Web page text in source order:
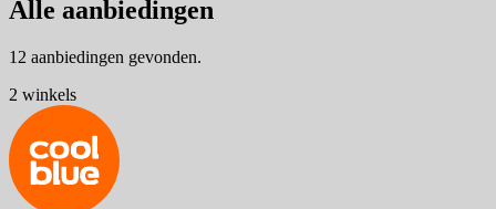
Alle aanbiedingen
12 aanbiedingen gevonden.
2 winkels